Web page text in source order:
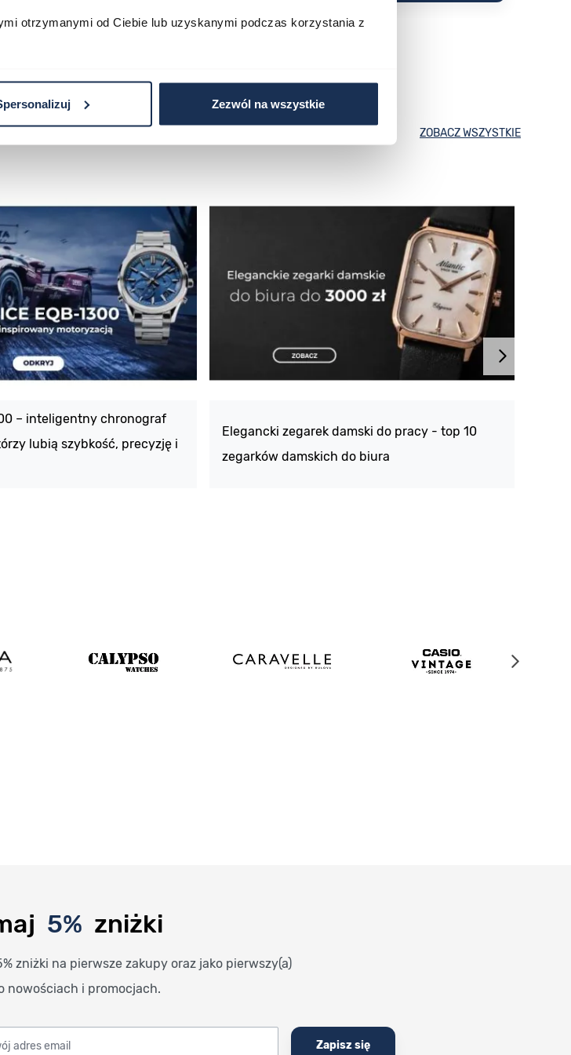
otrzymanymi od Ciebie lub uzyskanymi podczas korzystania z
Zezwól na wszystkie
ZOBACZ WSZYSTKIE
– inteligentny chronograf
lubią szybkość, precyzję i
Elegancki zegarek damski do pracy - top 10
zegarków damskich do biura
5% zniżki
zniżki na pierwsze zakupy oraz jako pierwszy(a)
nowościach i promocjach.
Zapisz się